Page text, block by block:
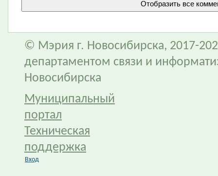
© Мэрия г. Новосибирска, 2017-
департаментом связи и
Новосибирска
Муниципальный
портал
Техническая
поддержка
Вход